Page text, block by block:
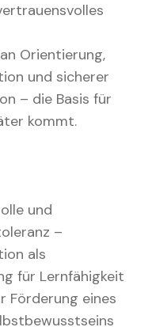
Orientierung,
und sicherer
– die Basis für
kommt.
und
–
als
für Lernfähigkeit
Förderung eines